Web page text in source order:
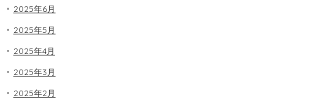
2025年6月
2025年5月
2025年4月
2025年3月
2025年2月